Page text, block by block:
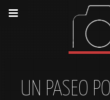
UN PASEO